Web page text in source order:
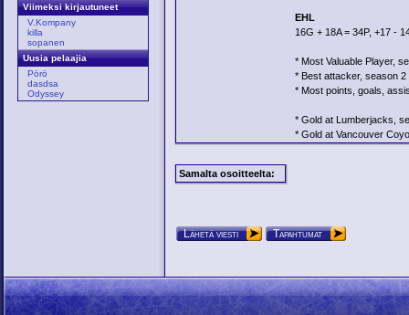
Viimeksi kirjautuneet
V.Kompany
killa
sopanen
Uusia pelaajia
Pörö
dasdsa
Odyssey
EHL
16G + 18A = 34P, +17 -
* Most Valuable Player,
* Best attacker, season 2
* Most points, goals,
* Gold at Lumberjacks,
* Gold at Vancouver
Samalta osoitteelta:
Lähetä viesti Tapahtumat